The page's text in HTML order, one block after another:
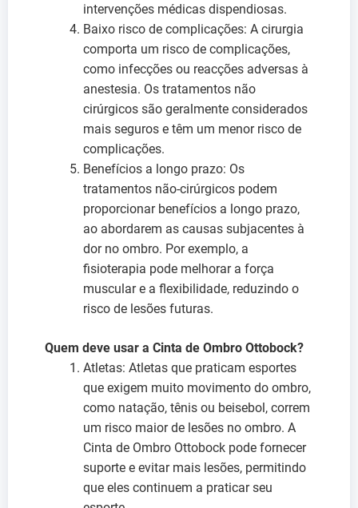
intervenções médicas dispendiosas.
Baixo risco de complicações: A cirurgia
comporta um risco de complicações,
como infecções ou reacções adversas à
anestesia. Os tratamentos não
cirúrgicos são geralmente considerados
mais seguros e têm um menor risco de
complicações.
Benefícios a longo prazo: Os
tratamentos não-cirúrgicos podem
proporcionar benefícios a longo prazo,
ao abordarem as causas subjacentes à
dor no ombro. Por exemplo, a
fisioterapia pode melhorar a força
muscular e a flexibilidade, reduzindo o
risco de lesões futuras.
Quem deve usar a Cinta de Ombro Ottobock?
Atletas: Atletas que praticam esportes
que exigem muito movimento do ombro,
como natação, tênis ou beisebol, correm
um risco maior de lesões no ombro. A
Cinta de Ombro Ottobock pode fornecer
suporte e evitar mais lesões, permitindo
que eles continuem a praticar seu